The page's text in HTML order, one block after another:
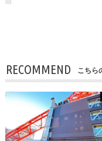
RECOMMEND こちら